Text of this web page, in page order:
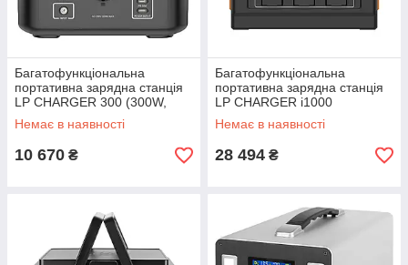
Багатофункціональна
портативна зарядна станція
LP CHARGER 300 (300W,
320Wh)
Немає в наявності
10 670 ₴
Багатофункціональна
портативна зарядна станція
LP CHARGER i1000
Немає в наявності
28 494 ₴